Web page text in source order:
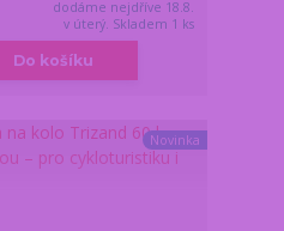
dodáme nejdříve 18.8.
v úterý. Skladem 1 ks
Do košíku
Novinka